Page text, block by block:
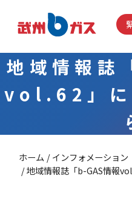
地域情報誌
vol.62」に
ホーム
インフォメーション
地域情報誌「b-GAS情報